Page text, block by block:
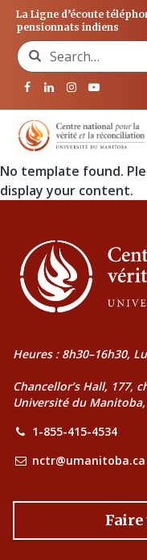
La Ligne d’écoute
pensionnats indiens
Search for:
No template found.
display your content.
Heures : 8h30–16h30,
Chancellor’s Hall, 177,
Université du
1-855-415-4534
nctr@umanitoba.ca
Faire